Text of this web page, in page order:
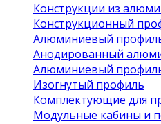
Конструкции из
Конструкционный
Алюминиевый
Анодированный
Алюминиевый
Изогнутый профиль
Комплектующие для
Модульные кабины и